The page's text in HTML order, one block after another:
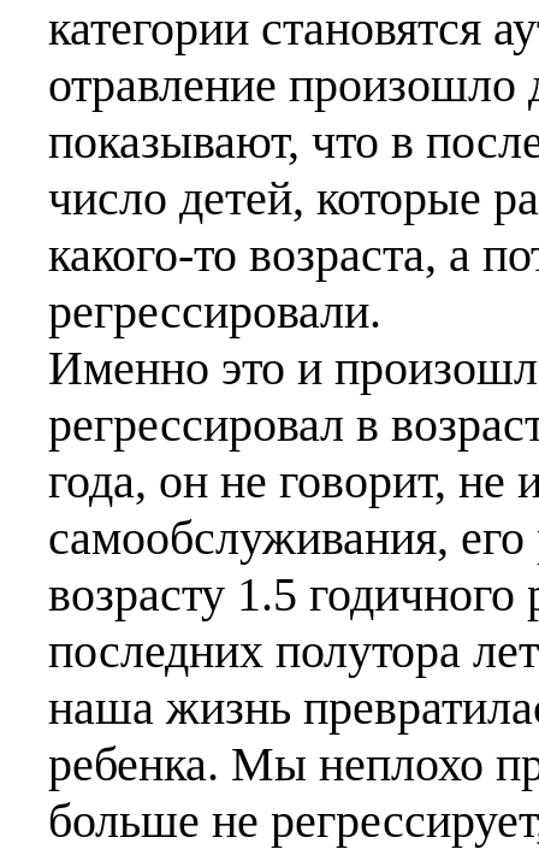
категории становятся
отравление произошло
показывают, что в
число детей, которые
какого-то возраста, а
регрессировали.
Именно это и
регрессировал в
года, он не говорит, не
самообслуживания, его
возрасту 1.5
последних полутора
наша жизнь
ребенка. Мы неплохо
больше не